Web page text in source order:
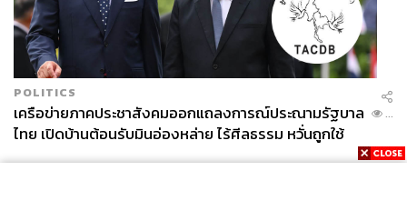
POLITICS
เครือข่ายภาคประชาสังคมออกแถลงการณ์ประณามรัฐบาล
ไทย เปิดบ้านต้อนรับมินอ่องหล่าย ไร้ศีลธรรม หวั่นถูกใช้
เป็นเครื่องมือกดขี่ชาวเมียนมา
...